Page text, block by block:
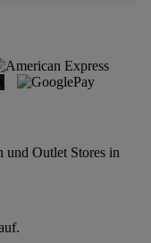
und Outlet Stores in